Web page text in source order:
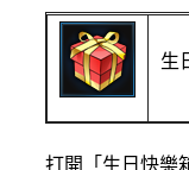
生
打開「生日快樂